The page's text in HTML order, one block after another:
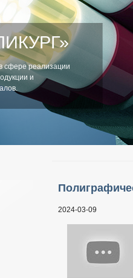
сфере реализации
и
2024-03-09